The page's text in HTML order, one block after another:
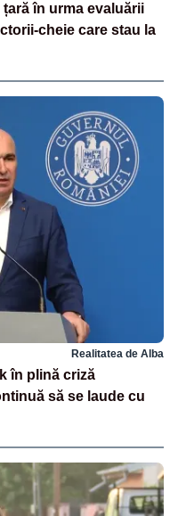
în urma evaluării
cheie care stau la
Realitatea de Alba
în plină criză
să se laude cu